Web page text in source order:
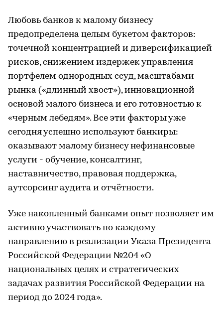
Любовь банков к малому бизнесу
предопределена целым букетом факторов:
точечной концентрацией и диверсификацией
рисков, снижением издержек управления
портфелем однородных ссуд, масштабами
рынка («длинный хвост»), инновационной
основой малого бизнеса и его готовностью к
«черным лебедям». Все эти факторы уже
сегодня успешно используют банкиры:
оказывают малому бизнесу нефинансовые
услуги - обучение, консалтинг,
наставничество, правовая поддержка,
аутсорсинг аудита и отчётности.
Уже накопленный банками опыт позволяет им
активно участвовать по каждому
направлению в реализации Указа Президента
Российской Федерации №204 «О
национальных целях и стратегических
задачах развития Российской Федерации на
период до 2024 года».